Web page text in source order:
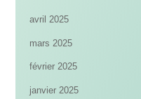
avril 2025
mars 2025
février 2025
janvier 2025